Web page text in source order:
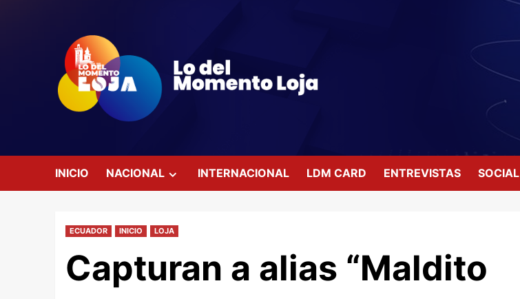
INICIO NACIONAL INTERNACIONAL LDM CARD ENTREVISTAS SOCIAL
ECUADOR INICIO LOJA
Capturan a alias “Maldito